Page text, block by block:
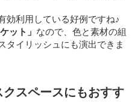
効利用している好例ですね♪
ット」 なので、色と素材の組
タイリッシュにも演出できま
スペースにもおすす